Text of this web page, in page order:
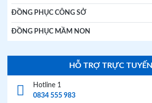
ĐỒNG PHỤC CÔNG SỞ
ĐỒNG PHỤC MẦM NON
HỖ TRỢ TRỰC TUYẾN
Hotline 1
0834 555 983